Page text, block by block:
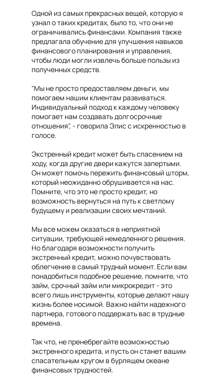
Одной из самых прекрасных вещей, которую я
узнал о таких кредитах, было то, что они не
ограничивались финансами. Компания также
предлагала обучение для улучшения навыков
финансового планирования и управления,
чтобы люди могли извлечь больше пользы из
полученных средств.
"Мы не просто предоставляем деньги, мы
помогаем нашим клиентам развиваться.
Индивидуальный подход к каждому человеку
помогает нам создавать долгосрочные
отношения", - говорила Элис с искренностью в
голосе.
Экстренный кредит может быть спасением на
ходу, когда другие двери кажутся запертыми.
Он может помочь пережить финансовый шторм,
который неожиданно обрушивается на нас.
Помните, что это не просто кредит, но
возможность вернуться на путь к светлому
будущему и реализации своих мечтаний.
Мы все можем оказаться в неприятной
ситуации, требующей немедленного решения.
Но благодаря возможности получить
экстренный кредит, можно почувствовать
облегчение в самый трудный момент. Если вам
понадобиться подобное решение, помните, что
займ, срочный займ или микрокредит - это
всего лишь инструменты, которые делают нашу
жизнь более носимой. Важно найти надежного
партнера, готового поддержать вас в трудные
времена.
Так что, не пренебрегайте возможностью
экстренного кредита, и пусть он станет вашим
спасательным кругом в бурлящем океане
финансовых трудностей.